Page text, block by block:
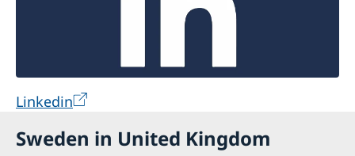
Linkedin
Sweden in United Kingdom